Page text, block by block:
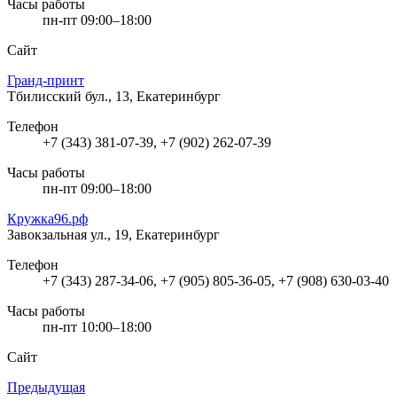
Часы работы
пн-пт 09:00–18:00
Сайт
Гранд-принт
Тбилисский бул., 13, Екатеринбург
Телефон
+7 (343) 381-07-39, +7 (902) 262-07-39
Часы работы
пн-пт 09:00–18:00
Кружка96.рф
Завокзальная ул., 19, Екатеринбург
Телефон
+7 (343) 287-34-06, +7 (905) 805-36-05, +7 (908) 630-03-40
Часы работы
пн-пт 10:00–18:00
Сайт
Предыдущая